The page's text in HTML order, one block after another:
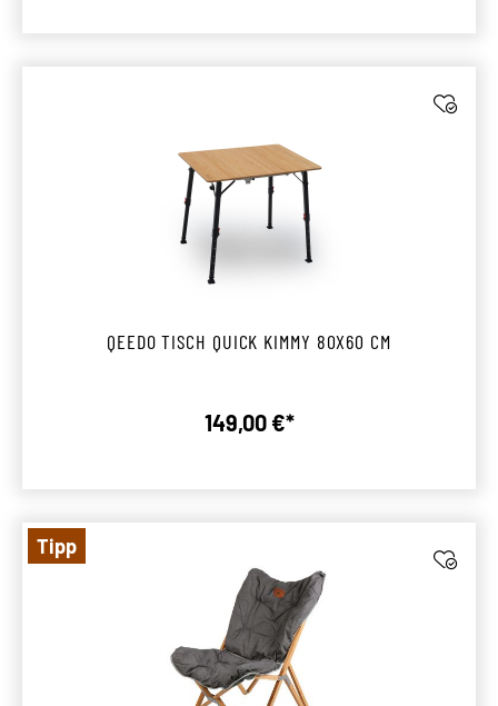
QEEDO TISCH QUICK KIMMY 80X60 CM
Regulärer Preis:
149,00 €*
Tipp